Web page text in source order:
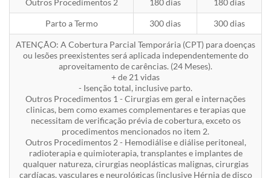
Parto a Termo 300 dias 300 dias
ATENÇÃO: A Cobertura Parcial Temporária (CPT) para doenças
ou lesões preexistentes será aplicada independentemente do
aproveitamento de carências. (24 Meses).
+ de 21 vidas
- Isenção total, inclusive parto.
Outros Procedimentos 1 - Cirurgias em geral e internações
clinicas, bem como exames complementares e terapias que
necessitam de verificação prévia de cobertura, exceto os
procedimentos mencionados no item 2.
Outros Procedimentos 2 - Hemodiálise e diálise peritoneal,
radioterapia e quimioterapia, transplantes e implantes de
qualquer natureza, cirurgias neoplásticas malignas, cirurgias
cardíacas, vasculares e neurológicas (inclusive Hérnia de disco